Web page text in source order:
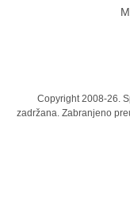
Copyright 2008-26.
zadržana. Zabranjeno